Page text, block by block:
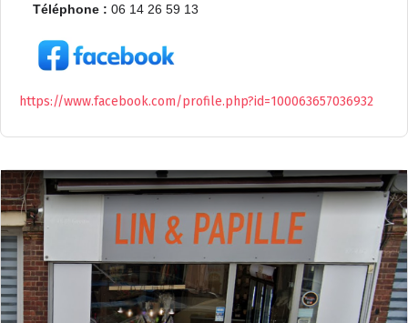
Téléphone : 06 14 26 59 13
https://www.facebook.com/profile.php?id=100063657036932